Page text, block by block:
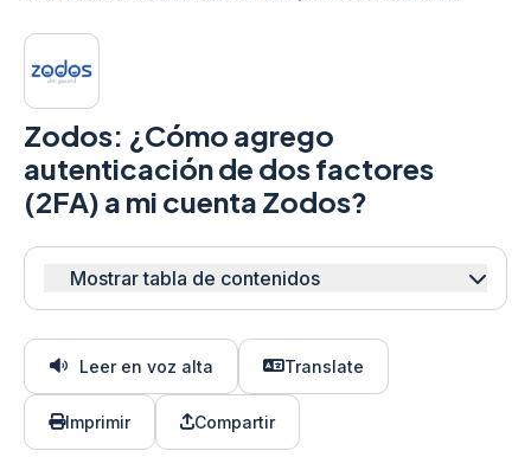
Zodos: ¿Cómo agrego
autenticación de dos factores
(2FA) a mi cuenta Zodos?
Mostrar tabla de contenidos
Leer en voz alta Translate
Imprimir Compartir